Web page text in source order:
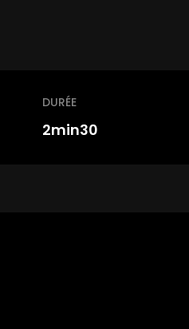
DURÉE
2min30